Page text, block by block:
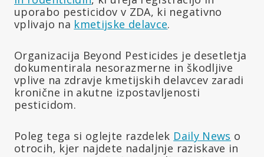
uporabo pesticidov v ZDA, ki negativno
vplivajo na kmetijske delavce.
Organizacija Beyond Pesticides je desetletja
dokumentirala nesorazmerne in škodljive
vplive na zdravje kmetijskih delavcev zaradi
kronične in akutne izpostavljenosti
pesticidom.
Poleg tega si oglejte razdelek Daily News o
otrocih, kjer najdete nadaljnje raziskave in